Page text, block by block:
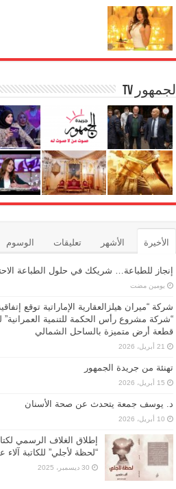
الجمهور TV
الأخيرة الأشهر تعليقات الوسوم
إنجاز للطباعة… شريكك في حلول الطباعة
‏يومين مضت
شركة “ميران هيلزالعقارية الإماراتية توقع
“شركة مشروع رأس الحكمة للتنمية العمرانية”
قطعة أرض متميزة بالساحل الشمالي
21 أبريل، 2026
تهنئة من جريدة الجمهور
15 أبريل، 2026
د. يوسف جمعة يتحدث عن صحة الأسنان
10 أبريل، 2026
إطلاق الغلاف الرسمي
“لحظة لأجلي” للكاتبة آلاء
30 ديسمبر، 2025